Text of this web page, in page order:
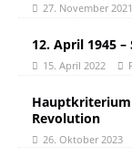
27. November 2021
12. April 1945
15. April 2022
Revolution
26. Oktober 2023